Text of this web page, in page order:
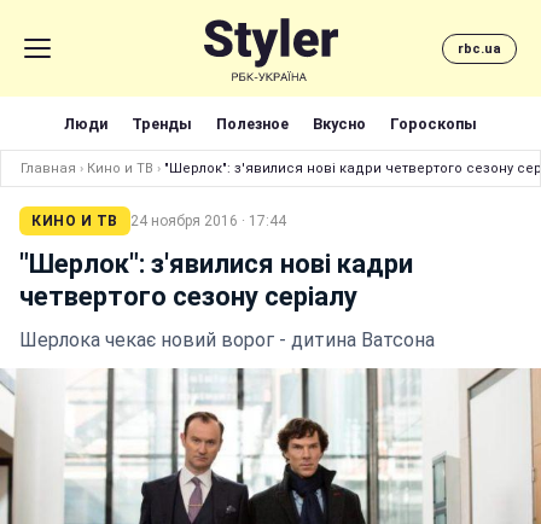
rbc.ua
Люди Тренды Полезное Вкусно Гороскопы
Главная › Кино и ТВ › "Шерлок": з'явилися нові кадри четвертого сезону
КИНО И ТВ 24 ноября 2016 · 17:44
"Шерлок": з'явилися нові кадри
четвертого сезону серіалу
Шерлока чекає новий ворог - дитина Ватсона